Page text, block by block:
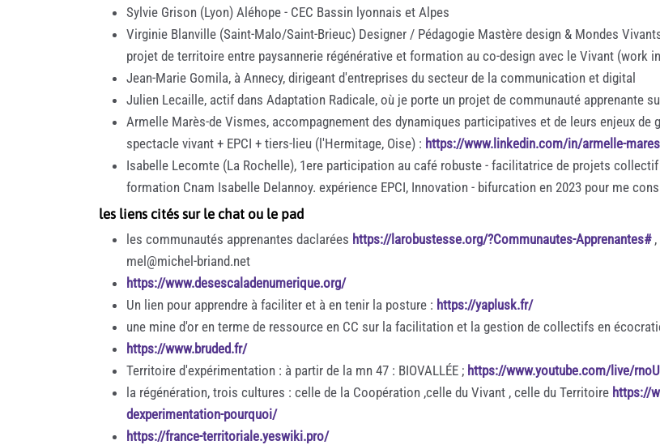
Sylvie Grison (Lyon) Aléhope - CEC Bassin lyonnais et Alpes
Virginie Blanville (Saint-Malo/Saint-Brieuc) Designer / Pédagogie Mastère design & Mondes
projet de territoire entre paysannerie régénérative et formation au co-design avec le Vivant (work
Jean-Marie Gomila, à Annecy, dirigeant d'entreprises du secteur de la communication et digital
Julien Lecaille, actif dans Adaptation Radicale, où je porte un projet de communauté apprenante
Armelle Marès-de Vismes, accompagnement des dynamiques participatives et de leurs enjeux de
spectacle vivant + EPCI + tiers-lieu (l'Hermitage, Oise) : https://www.linkedin.com/in/armelle-
Isabelle Lecomte (La Rochelle), 1ere participation au café robuste - facilitatrice de projets
formation Cnam Isabelle Delannoy. expérience EPCI, Innovation - bifurcation en 2023 pour me
les liens cités sur le chat ou le pad
les communautés apprenantes daclarées https://larobustesse.org/?Communautes-Apprenantes#,
mel@michel-briand.net
https://www.desescaladenumerique.org/
Un lien pour apprendre à faciliter et à en tenir la posture : https://yaplusk.fr/
une mine d'or en terme de ressource en CC sur la facilitation et la gestion de collectifs en
https://www.bruded.fr/
Territoire d'expérimentation : à partir de la mn 47 : BIOVALLÉE ; https://www.youtube.com/live/
la régénération, trois cultures : celle de la Coopération ,celle du Vivant , celle du Territoire https://
dexperimentation-pourquoi/
https://france-territoriale.yeswiki.pro/